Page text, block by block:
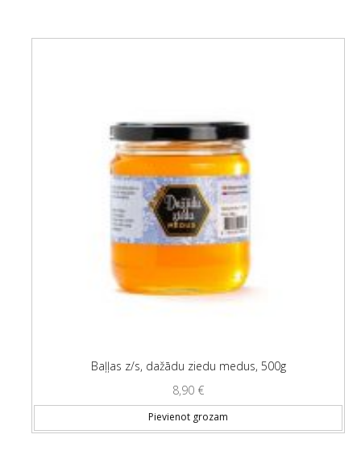
Baļļas z/s, dažādu ziedu medus, 500g
8,90 €
Pievienot grozam